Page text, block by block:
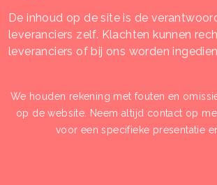
De inhoud op de site is de
leveranciers zelf. Klachten kunnen
leveranciers of bij ons worden
We houden rekening met fouten en
op de website. Neem altijd contact op
voor een specifieke presentatie